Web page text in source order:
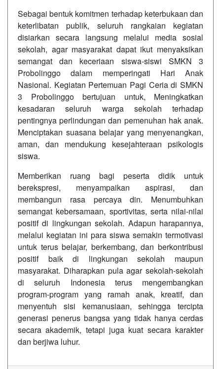
Sebagai bentuk komitmen terhadap keterbukaan dan
keterlibatan publik, seluruh rangkaian kegiatan
disiarkan secara langsung melalui media sosial
sekolah, agar masyarakat dapat ikut menyaksikan
semangat dan keceriaan siswa-siswi SMKN 3
Probolinggo dalam memperingati Hari Anak
Nasional. Kegiatan Pertemuan Pagi Ceria di SMKN
3 Probolinggo bertujuan untuk, Meningkatkan
kesadaran seluruh warga sekolah terhadap
pentingnya perlindungan dan pemenuhan hak anak.
Menciptakan suasana belajar yang menyenangkan,
aman, dan mendukung kesejahteraan psikologis
siswa.
Memberikan ruang bagi peserta didik untuk
berekspresi, menyampaikan aspirasi, dan
membangun rasa percaya din. Menumbuhkan
semangat kebersamaan, sportivitas, serta nilai-nilai
positif di lingkungan sekolah. Adapun harapannya,
melalui kegiatan ini para siswa semakin termotivasi
untuk terus belajar, berkembang, dan berkontribusi
positif baik di lingkungan sekolah maupun
masyarakat. Diharapkan pula agar sekolah-sekolah
di seluruh Indonesia terus mengembangkan
program-program yang ramah anak, kreatif, dan
menyentuh sisi kemanusiaan, sehingga tercipta
generasi penerus bangsa yang tidak hanya cerdas
secara akademik, tetapi juga kuat secara karakter
dan berjiwa luhur.